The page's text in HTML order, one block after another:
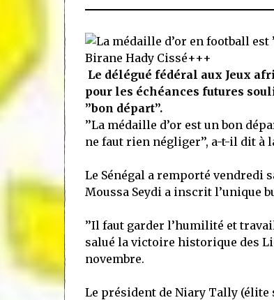
Le délégué fédéral aux Jeux
pour les échéances futures
’’bon départ’’.
’’La médaille d’or est un bon
ne faut rien négliger’’, a-t-il dit à
Le Sénégal a remporté vendredi
Moussa Seydi a inscrit l’unique
’’Il faut garder l’humilité et
salué la victoire historique des
novembre.
Le président de Niary Tally (élite